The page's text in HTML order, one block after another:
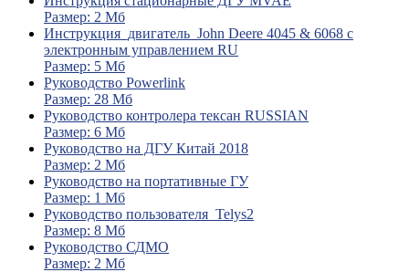
Размер: 2 Мб
Инструкция_двигатель_John Deere 4045 & 6068 с
электронным управлением RU
Размер: 5 Мб
Руководство Powerlink
Размер: 28 Мб
Руководство контролера тексан RUSSIAN
Размер: 6 Мб
Руководство на ДГУ Китай 2018
Размер: 2 Мб
Руководство на портативные ГУ
Размер: 1 Мб
Руководство пользователя_Telys2
Размер: 8 Мб
Руководство СДМО
Размер: 2 Мб